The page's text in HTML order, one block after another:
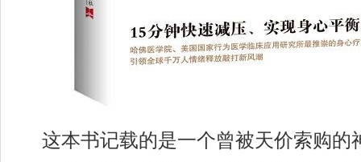
这本书记载的是一个曾被天价索购的